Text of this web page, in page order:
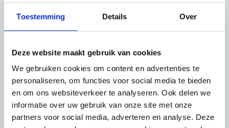
Toestemming Details Over
Deze website maakt gebruik van cookies
We gebruiken cookies om content en advertenties te
personaliseren, om functies voor social media te bieden
en om ons websiteverkeer te analyseren. Ook delen we
informatie over uw gebruik van onze site met onze
partners voor social media, adverteren en analyse. Deze
Tips
Tip 1:
Schrijf een duidelijke introductie en geef de volgende
informatie mee:
Ben je student, werkachtig of werkzoekend